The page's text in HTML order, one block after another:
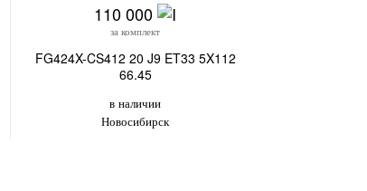
110 000
за комплект
FG424X-CS412 20 J9 ET33 5X112
66.45
в наличии
Новосибирск